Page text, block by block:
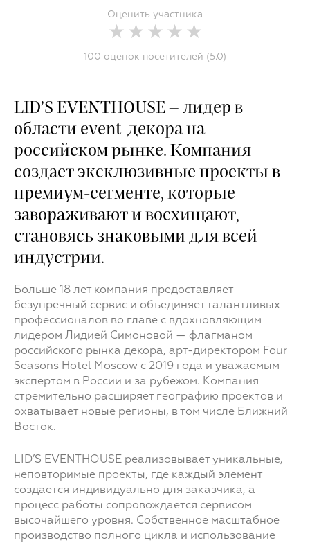
Оценить участника
100 оценок посетителей (5.0)
LID’S EVENTHOUSE – лидер в
области event-декора на
российском рынке. Компания
создает эксклюзивные проекты в
премиум-сегменте, которые
завораживают и восхищают,
становясь знаковыми для всей
индустрии.
Больше 18 лет компания предоставляет
безупречный сервис и объединяет талантливых
профессионалов во главе с вдохновляющим
лидером Лидией Симоновой — флагманом
российского рынка декора, арт-директором Four
Seasons Hotel Moscow с 2019 года и уважаемым
экспертом в России и за рубежом. Компания
стремительно расширяет географию проектов и
охватывает новые регионы, в том числе Ближний
Восток.
LID’S EVENTHOUSE реализовывает уникальные,
неповторимые проекты, где каждый элемент
создается индивидуально для заказчика, а
процесс работы сопровождается сервисом
высочайшего уровня. Собственное масштабное
производство полного цикла и использование